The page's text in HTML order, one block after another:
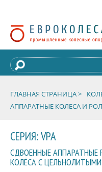
ГЛАВНАЯ СТРАНИЦА >
АППАРАТНЫЕ КОЛЕСА И
СЕРИЯ: VPA
СДВОЕННЫЕ АППАРАТНЫЕ
КОЛЁСА С